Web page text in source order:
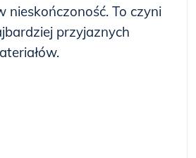
nieskończoność. To czyni
przyjaznych